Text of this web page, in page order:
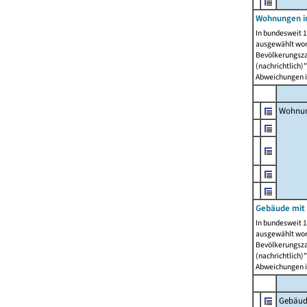
Wohnungen
In bundesweit
ausgewählt
Abweichungen
Gebäude
In bundesweit
ausgewählt
Abweichungen